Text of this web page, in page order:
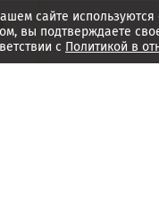
сайте
вы подтверждаете
с Политикой в